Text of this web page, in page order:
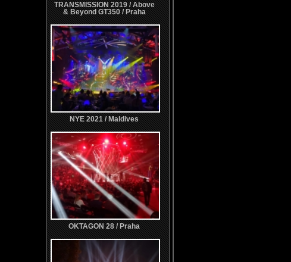
TRANSMISSION 2019 / Above
& Beyond GT350 / Praha
NYE 2021 / Maldives
OKTAGON 28 / Praha